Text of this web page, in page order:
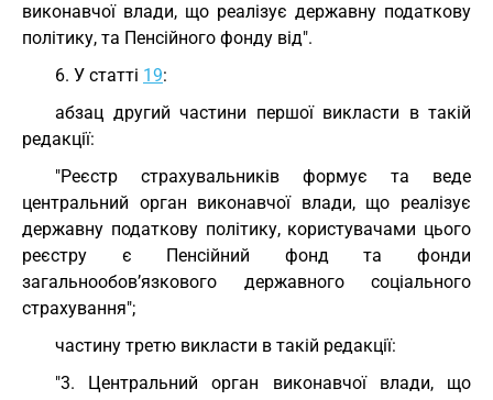
виконавчої влади, що реалізує державну податкову
політику, та Пенсійного фонду від".
6. У статті 19:
абзац другий частини першої викласти в такій
редакції:
"Реєстр страхувальників формує та веде
центральний орган виконавчої влади, що реалізує
державну податкову політику, користувачами цього
реєстру є Пенсійний фонд та фонди
загальнообов’язкового державного соціального
страхування";
частину третю викласти в такій редакції:
"3. Центральний орган виконавчої влади, що